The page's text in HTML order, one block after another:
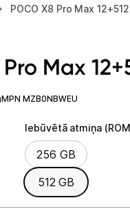
POCO X8 Pro Max
Max
MPN MZB0NBWEU
Iebūvētā atmiņa
Iebūvētā atmiņa
256 GB
512 GB